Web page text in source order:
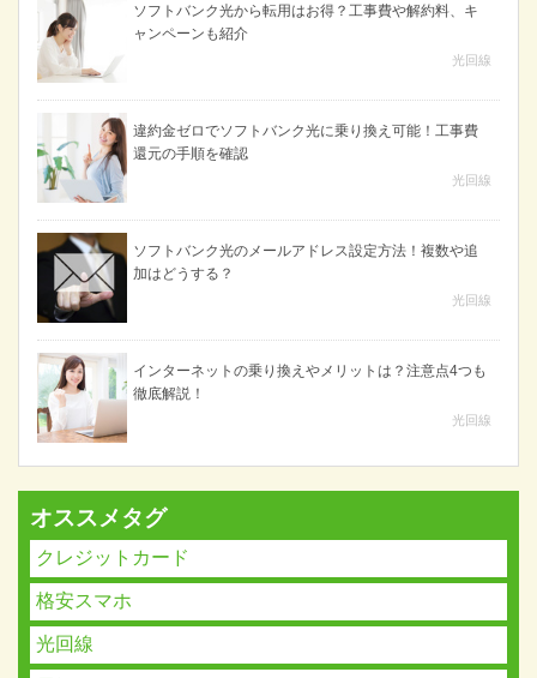
ソフトバンク光から転用はお得？工事費や解約料、キ
ャンペーンも紹介
光回線
違約金ゼロでソフトバンク光に乗り換え可能！工事費
還元の手順を確認
光回線
ソフトバンク光のメールアドレス設定方法！複数や追
加はどうする？
光回線
インターネットの乗り換えやメリットは？注意点4つも
徹底解説！
光回線
オススメタグ
クレジットカード
格安スマホ
光回線